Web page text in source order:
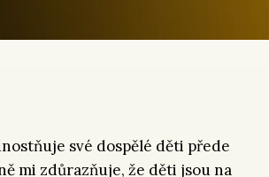
své dospělé děti přede
mi zdůrazňuje, že děti jsou na